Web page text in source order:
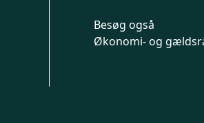
Besøg også
Økonomi- og